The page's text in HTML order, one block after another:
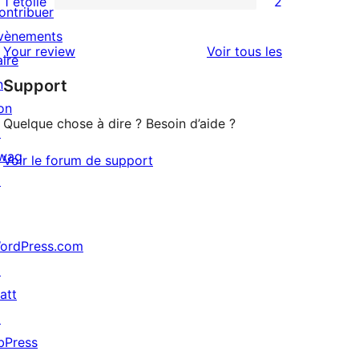
étoile
à
2
étoile
2
avis
à
1
étoiles
Your review Voir tous lesavis
Support
Quelque chose à dire ? Besoin d’aide ?
Voir le forum de support